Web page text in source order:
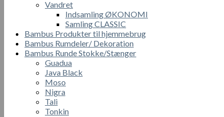
Vandret
Indsamling ØKONOMI
Samling CLASSIC
Bambus Produkter til hjemmebrug
Bambus Rumdeler/ Dekoration
Bambus Runde Stokke/Stænger
Guadua
Java Black
Moso
Nigra
Tali
Tonkin